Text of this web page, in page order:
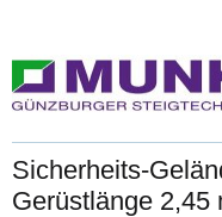
Sicherheits-
Gerüstlänge 2,45